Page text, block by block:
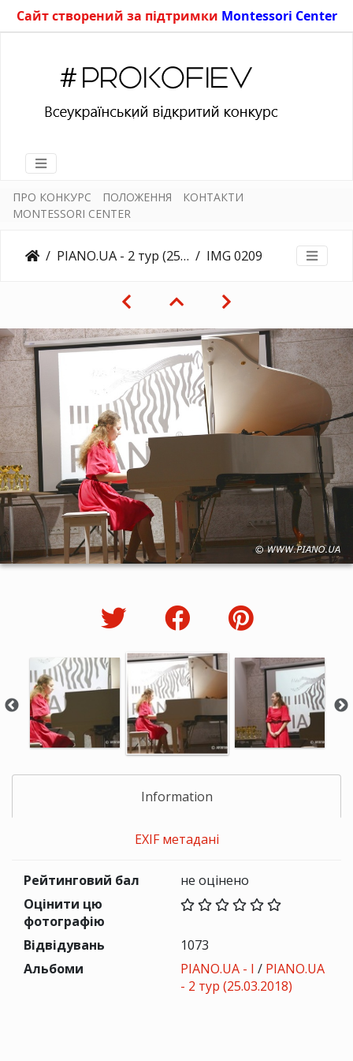
Сайт створений за підтримки Montessori Center
ПРО КОНКУРС ПОЛОЖЕННЯ
КОНТАКТИ
MONTESSORI CENTER
PIANO.UA - 2 тур (25.03.2018) IMG 0209
Information
EXIF метадані
Рейтинговий бал
не оцінено
Оцінити цю
фотографію
Відвідувань
1073
Альбоми
PIANO.UA - I / PIANO.UA
- 2 тур (25.03.2018)